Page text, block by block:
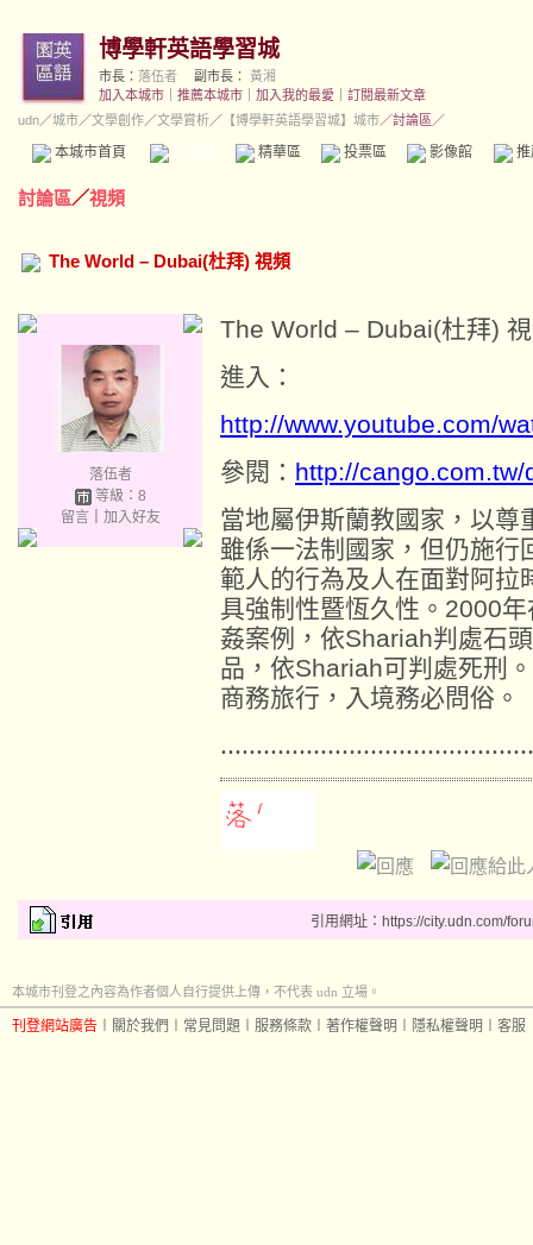
博學軒英語學習城
市長： 落伍者 副市長：
黃湘
加入本城市
推薦本城市 加入我的最愛
訂閱最新文章
udn／城市／文學創作／文學賞析／ 【博學軒英語學習城】城市／討論區／
本城市首頁 精華區 投票區 影像館
討論區／視頻
The World – Dubai(杜拜) 視頻
落伍者
等級：8
留言｜ 加入好友
The World – Dubai(杜拜)
進入：
http://www.youtube.com/
參閱： http://cango.com.tw/
當地屬伊斯蘭教國家，以
雖係一法制國家，但仍施行
範人的行為及人在面對阿拉
具強制性暨恆久性。 2000
姦案例，依Shariah判處石
品，依Shariah可判處死刑
商務旅行，入境務必問俗。
引用網址：https://city.udn.com/
本城市刊登之內容為作者個人自行提供上傳，不代表 udn 立場。
刊登網站廣告 關於我們 常見問題 服務條款 著作權聲明 隱私權聲明 客服